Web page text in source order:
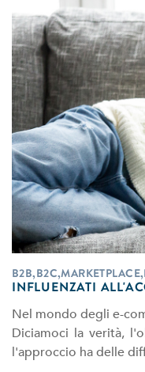
INFLUENZATI
Nel mondo degli e-
Diciamoci la verità,
l'approccio ha delle